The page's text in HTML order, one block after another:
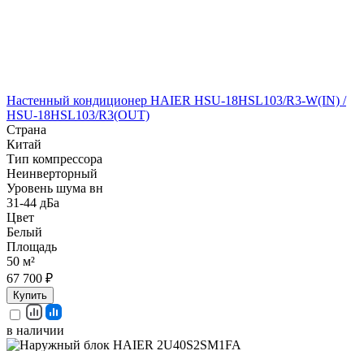
Настенный кондиционер HAIER HSU-18HSL103/R3-W(IN) /
HSU-18HSL103/R3(OUT)
Страна
Китай
Тип компрессора
Неинверторный
Уровень шума вн
31-44 дБа
Цвет
Белый
Площадь
50 м²
67 700 ₽
Купить
в наличии